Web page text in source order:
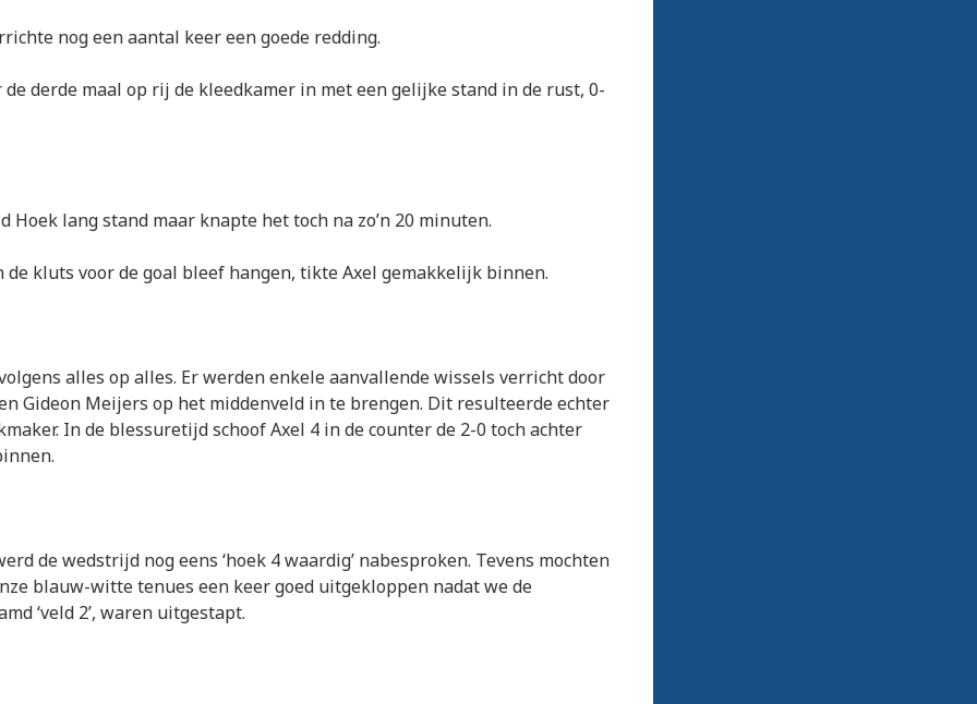
nog een aantal keer een goede redding.
de derde maal op rij de kleedkamer in met een gelijke stand in de rust, 0-
Hoek lang stand maar knapte het toch na zo’n 20 minuten.
de kluts voor de goal bleef hangen, tikte Axel gemakkelijk binnen.
alles op alles. Er werden enkele aanvallende wissels verricht door
Gideon Meijers op het middenveld in te brengen. Dit resulteerde echter
In de blessuretijd schoof Axel 4 in de counter de 2-0 toch achter
de wedstrijd nog eens ‘hoek 4 waardig’ nabesproken. Tevens mochten
blauw-witte tenues een keer goed uitgekloppen nadat we de
‘veld 2’, waren uitgestapt.